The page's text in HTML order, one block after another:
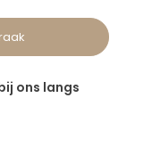
ons langs